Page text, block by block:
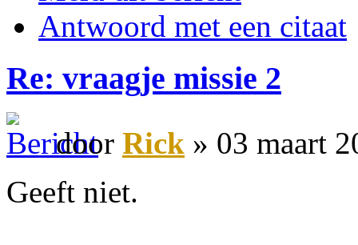
Antwoord met een citaat
Re: vraagje missie 2
door Rick » 03 maart
Geeft niet.